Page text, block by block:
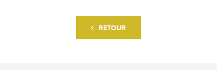
RETOUR